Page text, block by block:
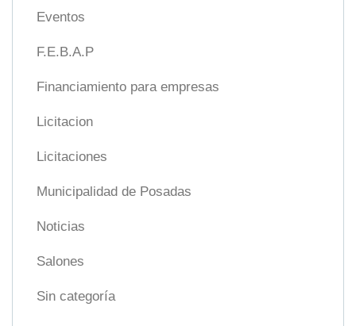
Eventos
F.E.B.A.P
Financiamiento para empresas
Licitacion
Licitaciones
Municipalidad de Posadas
Noticias
Salones
Sin categoría